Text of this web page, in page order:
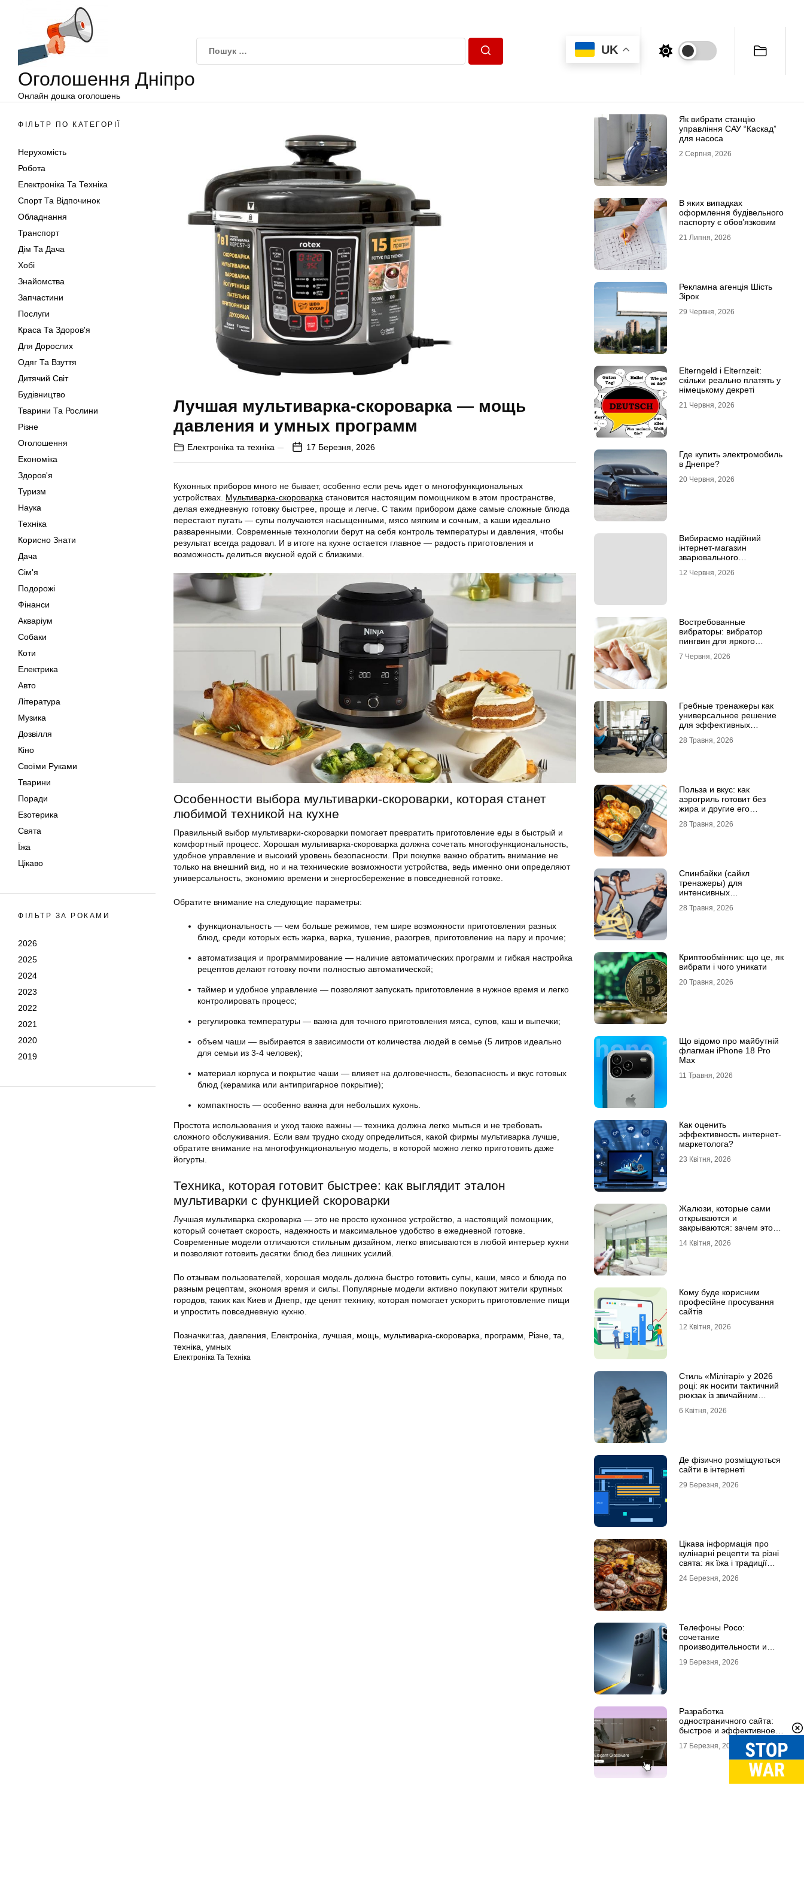
Оголошення Дніпро
Онлайн дошка оголошень
UK
ФІЛЬТР ПО КАТЕГОРІЇ
Нерухомість
Робота
Електроніка Та Техніка
Спорт Та Відпочинок
Обладнання
Транспорт
Дім Та Дача
Хобі
Знайомства
Запчастини
Послуги
Краса Та Здоров'я
Для Дорослих
Одяг Та Взуття
Дитячий Світ
Будівництво
Тварини Та Рослини
Різне
Оголошення
Економіка
Здоров'я
Туризм
Наука
Техніка
Корисно Знати
Дача
Сім'я
Подорожі
Фінанси
Акваріум
Собаки
Коти
Електрика
Авто
Література
Музика
Дозвілля
Кіно
Своїми Руками
Тварини
Поради
Езотерика
Свята
Їжа
Цікаво
ФІЛЬТР ЗА РОКАМИ
2026
2025
2024
2023
2022
2021
2020
2019
Лучшая мультиварка-скороварка — мощь
давления и умных программ
Електроніка та техніка 17 Березня, 2026
Кухонных приборов много не бывает, особенно если речь идет о многофункциональных
устройствах. Мультиварка-скороварка становится настоящим помощником в этом пространстве,
делая ежедневную готовку быстрее, проще и легче. С таким прибором даже самые сложные блюда
перестают пугать — супы получаются насыщенными, мясо мягким и сочным, а каши идеально
разваренными. Современные технологии берут на себя контроль температуры и давления, чтобы
результат всегда радовал. И в итоге на кухне остается главное — радость приготовления и
возможность делиться вкусной едой с близкими.
Особенности выбора мультиварки-скороварки, которая станет
любимой техникой на кухне
Правильный выбор мультиварки-скороварки помогает превратить приготовление еды в быстрый и
комфортный процесс. Хорошая мультиварка-скороварка должна сочетать многофункциональность,
удобное управление и высокий уровень безопасности. При покупке важно обратить внимание не
только на внешний вид, но и на технические возможности устройства, ведь именно они определяют
универсальность, экономию времени и энергосбережение в повседневной готовке.
Обратите внимание на следующие параметры:
функциональность — чем больше режимов, тем шире возможности приготовления разных
блюд, среди которых есть жарка, варка, тушение, разогрев, приготовление на пару и прочие;
автоматизация и программирование — наличие автоматических программ и гибкая настройка
рецептов делают готовку почти полностью автоматической;
таймер и удобное управление — позволяют запускать приготовление в нужное время и легко
контролировать процесс;
регулировка температуры — важна для точного приготовления мяса, супов, каш и выпечки;
объем чаши — выбирается в зависимости от количества людей в семье (5 литров идеально
для семьи из 3-4 человек);
материал корпуса и покрытие чаши — влияет на долговечность, безопасность и вкус готовых
блюд (керамика или антипригарное покрытие);
компактность — особенно важна для небольших кухонь.
Простота использования и уход также важны — техника должна легко мыться и не требовать
сложного обслуживания. Если вам трудно сходу определиться, какой фирмы мультиварка лучше,
обратите внимание на многофункциональную модель, в которой можно легко приготовить даже
йогурты.
Техника, которая готовит быстрее: как выглядит эталон
мультиварки с функцией скороварки
Лучшая мультиварка скороварка — это не просто кухонное устройство, а настоящий помощник,
который сочетает скорость, надежность и максимальное удобство в ежедневной готовке.
Современные модели отличаются стильным дизайном, легко вписываются в любой интерьер кухни
и позволяют готовить десятки блюд без лишних усилий.
По отзывам пользователей, хорошая модель должна быстро готовить супы, каши, мясо и блюда по
разным рецептам, экономя время и силы. Популярные модели активно покупают жители крупных
городов, таких как Киев и Днепр, где ценят технику, которая помогает ускорить приготовление пищи
и упростить повседневную кухню.
Позначки:газ давления Електроніка лучшая мощь мультиварка-скороварка программ Різне та
техніка умных
Електроніка Та Техніка
Як вибрати станцію
управління САУ “Каскад”
для насоса
2 Серпня, 2026
В яких випадках
оформлення будівельного
паспорту є обов’язковим
21 Липня, 2026
Рекламна агенція Шість
Зірок
29 Червня, 2026
Elterngeld і Elternzeit:
скільки реально платять у
німецькому декреті
21 Червня, 2026
Где купить электромобиль
в Днепре?
20 Червня, 2026
Вибираємо надійний
інтернет-магазин
зварювального
12 Червня, 2026
Востребованные
вибраторы: вибратор
пингвин для яркого
7 Червня, 2026
Гребные тренажеры как
универсальное решение
для эффективных
28 Травня, 2026
Польза и вкус: как
аэрогриль готовит без
жира и другие его
28 Травня, 2026
Спинбайки (сайкл
тренажеры) для
интенсивных
активного образа жизни
28 Травня, 2026
Криптообмінник: що це, як
вибрати і чого уникати
20 Травня, 2026
Що відомо про майбутній
флагман iPhone 18 Pro
Max
11 Травня, 2026
Как оценить
эффективность интернет-
маркетолога?
23 Квітня, 2026
Жалюзи, которые сами
открываются и
закрываются: зачем это
14 Квітня, 2026
Кому буде корисним
професійне просування
сайтів
12 Квітня, 2026
Стиль «Мілітарі» у 2026
році: як носити тактичний
рюкзак із звичайним
6 Квітня, 2026
Де фізично розміщуються
сайти в інтернеті
29 Березня, 2026
Цікава інформація про
кулінарні рецепти та різні
свята: як їжа і традиції
24 Березня, 2026
Телефоны Poco:
сочетание
производительности и
19 Березня, 2026
Разработка
одностраничного сайта:
быстрое и эффективное
17 Березня, 2026